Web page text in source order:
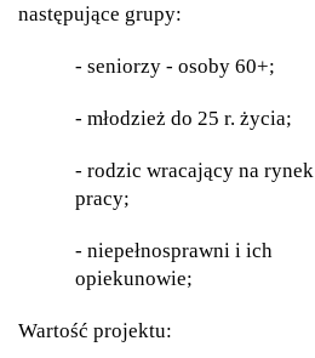
następujące grupy:
- seniorzy - osoby 60+;
- młodzież do 25 r. życia;
- rodzic wracający na rynek
pracy;
- niepełnosprawni i ich
opiekunowie;
Wartość projektu: